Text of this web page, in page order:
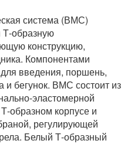
система (ВМС)
Т-образную
конструкцию,
Компонентами
введения, поршень,
и бегунок. ВМС состоит из
эластомерной
образном корпусе и
регулирующей
Белый Т-образный